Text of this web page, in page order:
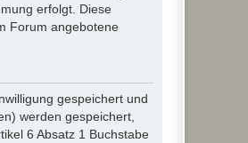
erfolgt. Diese
Forum angebotene
gespeichert und
werden gespeichert,
6 Absatz 1 Buchstabe